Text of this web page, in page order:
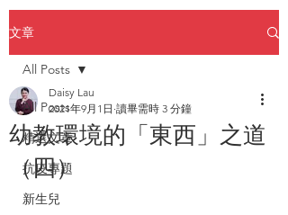
文章
All Posts
精選文章
抗疫專題
新生兒
All Posts
幼教環境的「東西」之道
（四）
Daisy Lau
2021年9月1日 讀畢需時 3 分鐘